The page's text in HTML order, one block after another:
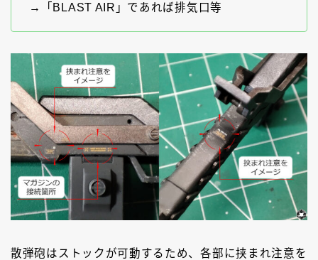
→「BLAST AIR」であれば排気口等
散弾砲はストックが可動するため、各部に挟まれ注意を